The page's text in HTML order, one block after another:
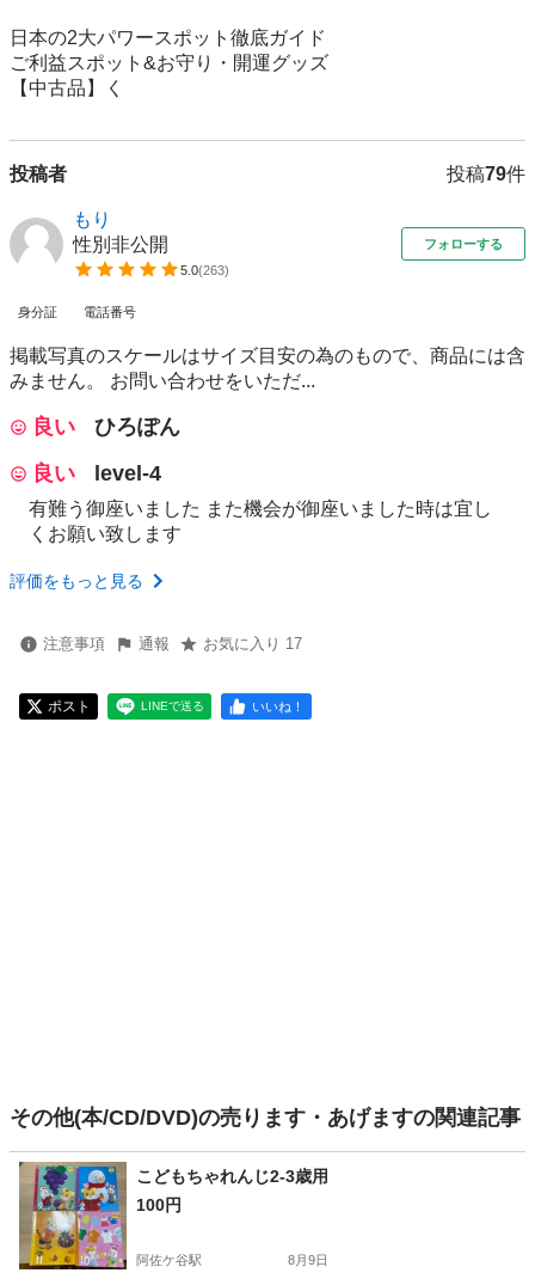
日本の2大パワースポット徹底ガイド
ご利益スポット&お守り・開運グッズ
【中古品】く
投稿者 投稿79件
もり
性別非公開
5.0(263)
フォローする
身分証 電話番号
掲載写真のスケールはサイズ目安の為のもので、商品には含
みません。 お問い合わせをいただ...
良い
ひろぽん
良い
level-4
有難う御座いました また機会が御座いました時は宜し
くお願い致します
評価をもっと見る
注意事項 通報 お気に入り 17
ポスト LINEで送る いいね！
その他(本/CD/DVD)の売ります・あげますの関連記事
こどもちゃれんじ2-3歳用
100円
阿佐ケ谷駅 8月9日